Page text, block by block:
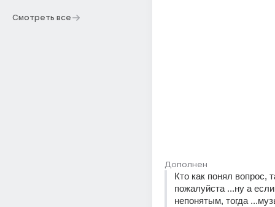
Смотреть все
Дополнен
Кто как понял вопрос,
пожалуйста ...ну а
непонятым, тогда